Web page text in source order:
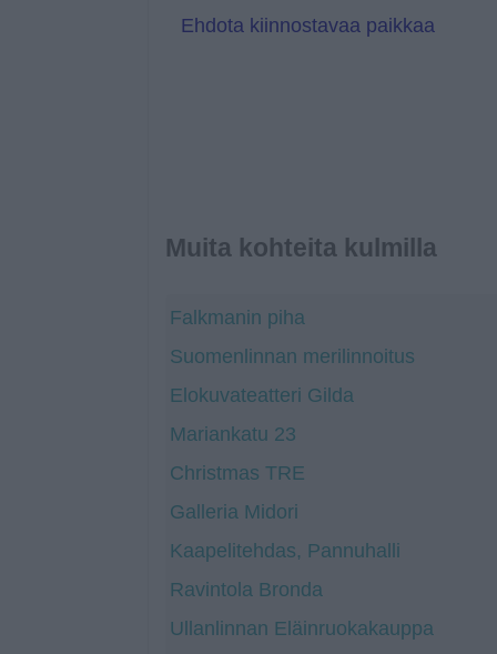
e
Ehdota kiinnostavaa paikkaa
Muita kohteita kulmilla
Falkmanin piha
Suomenlinnan merilinnoitus
Elokuvateatteri Gilda
Mariankatu 23
Christmas TRE
Galleria Midori
Kaapelitehdas, Pannuhalli
Ravintola Bronda
Ullanlinnan Eläinruokakauppa